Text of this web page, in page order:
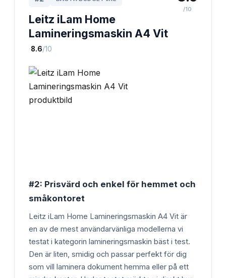
Leitz iLam Home
Lamineringsmaskin A4 Vit
·8.6/10
/10
#2: Prisvärd och enkel för hemmet och
småkontoret
Leitz iLam Home Lamineringsmaskin A4 Vit är
en av de mest användarvänliga modellerna vi
testat i kategorin lamineringsmaskin bäst i test.
Den är liten, smidig och passar perfekt för dig
som vill laminera dokument hemma eller på ett